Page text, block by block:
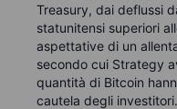
Treasury, dai deflussi
statunitensi superiori
aspettative di un
secondo cui Strategy
quantità di Bitcoin
cautela degli investitori.